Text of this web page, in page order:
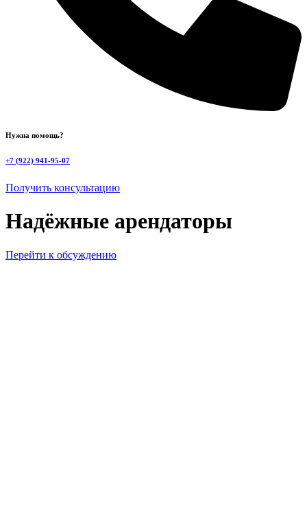
Нужна помощь?
+7 (922) 941-95-07
Получить консультацию
Надёжные арендаторы
Перейти к обсуждению